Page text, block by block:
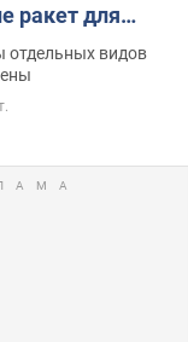
ракет для
отдельных видов